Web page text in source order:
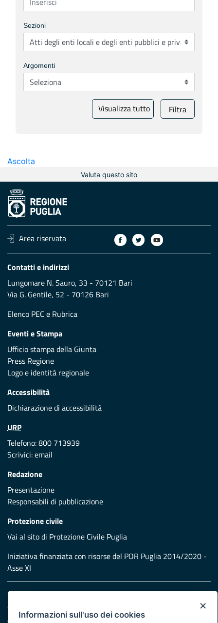
Sezioni
Argomenti
Visualizza tutto Filtra
Ascolta
Valuta questo sito
Area riservata
Contatti e indirizzi
Lungomare N. Sauro, 33 - 70121 Bari
Via G. Gentile, 52 - 70126 Bari
Elenco PEC e Rubrica
Eventi e Stampa
Ufficio stampa della Giunta
Press Regione
Logo e identità regionale
Accessibilità
Dichiarazione di accessibilità
URP
Telefono: 800 713939
Scrivici:email
Redazione
Presentazione
Responsabili di pubblicazione
Protezione civile
Vai al sito di Protezione Civile Puglia
Iniziativa finanziata con risorse del POR Puglia 2014/2020 -
Asse XI
Note legali
Cookie e privacy
Atti di notifica
×
Informazioni sull'uso dei cookies